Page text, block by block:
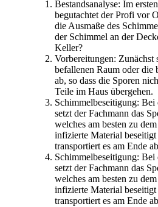
Bestandsanalyse: Im
begutachtet der Profi vor
die Ausmaße des
der Schimmel an der
Keller?
Vorbereitungen: Zunächst
befallenen Raum oder die
ab, so dass die Sporen
Teile im Haus übergehen.
Schimmelbeseitigung: Bei
setzt der Fachmann das
welches am besten zu
infizierte Material beseitigt
transportiert es am Ende
Schimmelbeseitigung: Bei
setzt der Fachmann das
welches am besten zu
infizierte Material beseitigt
transportiert es am Ende